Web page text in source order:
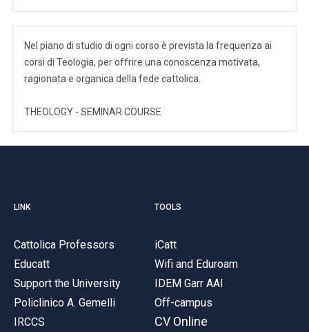
Nel piano di studio di ogni corso è prevista la frequenza ai
corsi di Teologia, per offrire una conoscenza motivata,
ragionata e organica della fede cattolica.
THEOLOGY - SEMINAR COURSE
LINK
Cattolica Professors
Educatt
Support the University
Policlinico A. Gemelli
IRCCS
TOOLS
iCatt
Wifi and Eduroam
IDEM Garr AAI
Off-campus
CV Online